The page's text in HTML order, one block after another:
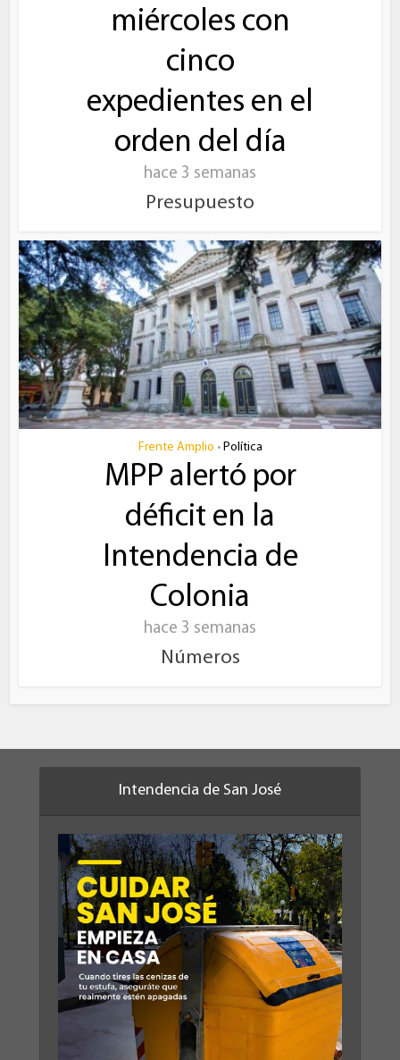
miércoles con
cinco
expedientes en el
orden del día
hace 3 semanas
Presupuesto
Frente Amplio • Política
MPP alertó por
déficit en la
Intendencia de
Colonia
hace 3 semanas
Números
Intendencia de San José